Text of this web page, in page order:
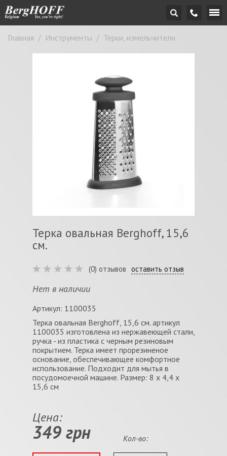
Главная / Инструменты / Терки, измельчители
Терка овальная Berghoff, 15,6
см.
(0) отзывов оставить отзыв
Нет в наличии
Артикул: 1100035
Терка овальная Berghoff, 15,6 см. артикул
1100035 изготовлена из нержавеющей стали,
ручка - из пластика с черным резиновым
покрытием. Терка имеет прорезиненое
основание, обеспечивающее комфортное
использование. Подходит для мытья в
посудомоечной машине. Размер: 8 х 4,4 х
15,6 см
Цена:
349 грн Кол-во: